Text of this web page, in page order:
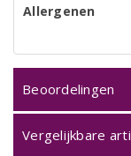
Allergenen
Beoordelingen
Vergelijkbare